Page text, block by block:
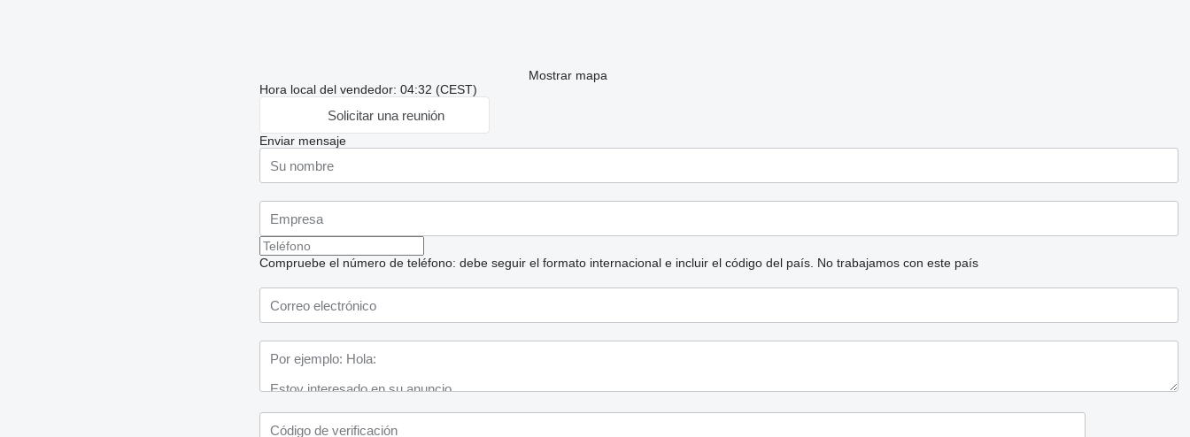
Mostrar mapa
Hora local del vendedor: 04:32 (CEST)
Solicitar una reunión
Enviar mensaje
Compruebe el número de teléfono: debe seguir el formato internacional e incluir el código del país. No trabajamos con este país